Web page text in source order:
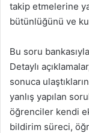
takip etmelerine
bütünlüğünü ve
Bu soru
Detaylı
sonuca
yanlış yapılan
öğrenciler kendi
bildirim süreci,